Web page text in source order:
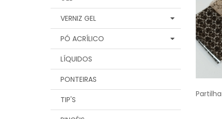
VERNIZ GEL
PÓ ACRÍLICO
LÍQUIDOS
PONTEIRAS
TIP'S